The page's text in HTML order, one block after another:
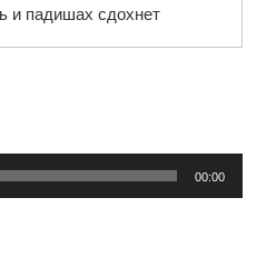
и падишах сдохнет
00:00